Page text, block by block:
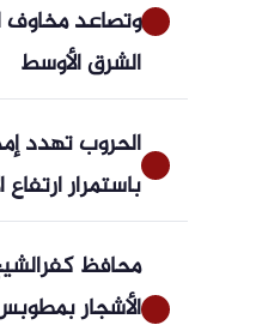
وتصاعد
الشرق الأوسط
الحروب تهدد
باستمرار ارتفاع
محافظ
الأشجار